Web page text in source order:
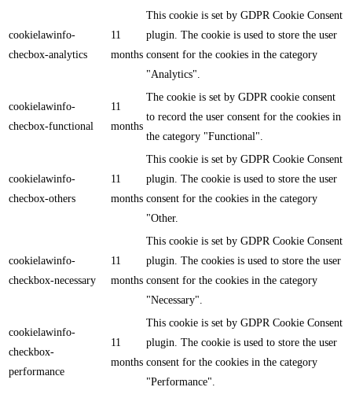
cookielawinfo-
checbox-analytics
11
months
This cookie is set by GDPR Cookie Consent
plugin. The cookie is used to store the user
consent for the cookies in the category
"Analytics".
cookielawinfo-
checbox-functional
11
months
The cookie is set by GDPR cookie consent
to record the user consent for the cookies in
the category "Functional".
cookielawinfo-
checbox-others
11
months
This cookie is set by GDPR Cookie Consent
plugin. The cookie is used to store the user
consent for the cookies in the category
"Other.
cookielawinfo-
checkbox-necessary
11
months
This cookie is set by GDPR Cookie Consent
plugin. The cookies is used to store the user
consent for the cookies in the category
"Necessary".
cookielawinfo-
checkbox-
performance
11
months
This cookie is set by GDPR Cookie Consent
plugin. The cookie is used to store the user
consent for the cookies in the category
"Performance".